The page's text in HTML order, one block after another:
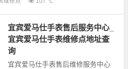
手表的故障检测维修，手表保养等
业务，为了享受...
宜宾爱马仕手表售后服务中心_
宜宾爱马仕手表维修点地址查
询
宜宾爱马仕手表售后维修服务中心